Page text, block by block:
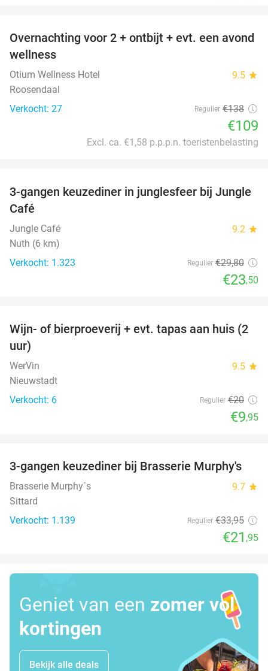
21%
Overnachting voor 2 + ontbijt + evt. een avond
wellness
Otium Wellness Hotel 9.5 star
Roosendaal
Verkocht: 27
Regulier €138
€109
Excl. ca. €1,58 p.p.p.n. toeristenbelasting
21%
3-gangen keuzediner in junglesfeer bij Jungle
Café
Jungle Café 9.2 star
Nuth (6 km)
Verkocht: 1.323
Regulier €29,80
€23,50
50%
Wijn- of bierproeverij + evt. tapas aan huis (2
uur)
WerVin 9.5 star
Nieuwstadt
Verkocht: 6
Regulier €20
€9,95
35%
3-gangen keuzediner bij Brasserie Murphy's
Brasserie Murphy´s 9.7 star
Sittard
Verkocht: 1.139
Regulier €33,95
€21 ,95
Geniet van een zomer vol
kortingen
Bekijk alle deals